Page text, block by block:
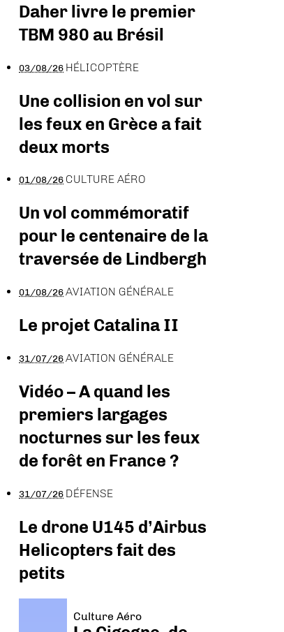
Daher livre le premier
TBM 980 au Brésil
03/08/26 HÉLICOPTÈRE
Une collision en vol sur
les feux en Grèce a fait
deux morts
01/08/26 CULTURE AÉRO
Un vol commémoratif
pour le centenaire de la
traversée de Lindbergh
01/08/26AVIATION GÉNÉRALE
Le projet Catalina II
31/07/26AVIATION GÉNÉRALE
Vidéo – A quand les
premiers largages
nocturnes sur les feux
de forêt en France ?
31/07/26 DÉFENSE
Le drone U145 d’Airbus
Helicopters fait des
petits
Culture Aéro